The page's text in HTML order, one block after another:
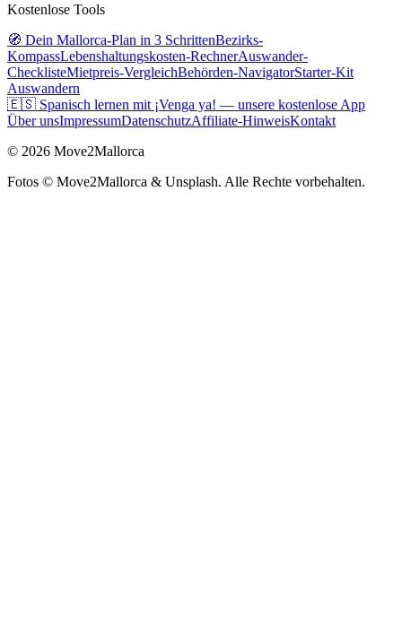
Kostenlose Tools
🧭 Dein Mallorca-Plan in 3 SchrittenBezirks-
KompassLebenshaltungskosten-RechnerAuswander-
ChecklisteMietpreis-VergleichBehörden-NavigatorStarter-Kit
Auswandern
🇪🇸 Spanisch lernen mit ¡Venga ya! — unsere kostenlose App
Über unsImpressumDatenschutzAffiliate-HinweisKontakt
© 2026 Move2Mallorca
Fotos © Move2Mallorca & Unsplash. Alle Rechte vorbehalten.